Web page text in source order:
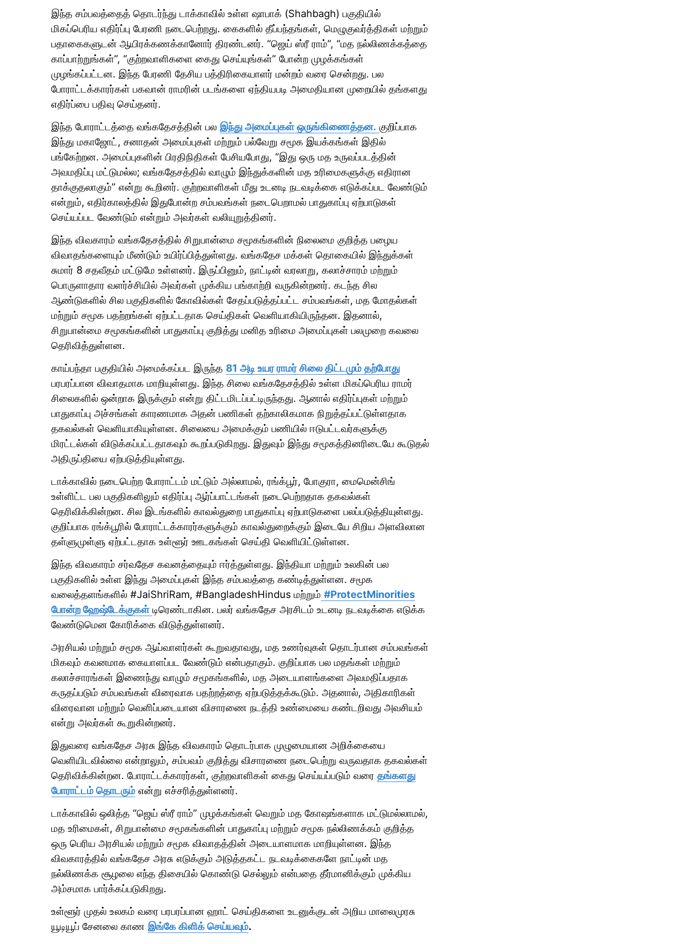
இந்த சம்பவத்தைத் தொடர்ந்து டாக்காவில் உள்ள ஷாபாக் (Shahbagh) பகுதியில்
மிகப்பெரிய எதிர்ப்பு பேரணி நடைபெற்றது. கைகளில் தீப்பந்தங்கள், மெழுகுவர்த்திகள் மற்றும்
பதாகைகளுடன் ஆயிரக்கணக்கானோர் திரண்டனர். “ஜெய் ஸ்ரீ ராம்”, “மத நல்லிணக்கத்தை
காப்பாற்றுங்கள்”, “குற்றவாளிகளை கைது செய்யுங்கள்” போன்ற முழக்கங்கள்
முழங்கப்பட்டன. இந்த பேரணி தேசிய பத்திரிகையாளர் மன்றம் வரை சென்றது. பல
போராட்டக்காரர்கள் பகவான் ராமரின் படங்களை ஏந்தியபடி அமைதியான முறையில் தங்களது
எதிர்ப்பை பதிவு செய்தனர்.
இந்த போராட்டத்தை வங்கதேசத்தின் பல இந்து அமைப்புகள் ஒருங்கிணைத்தன. குறிப்பாக
இந்து மகாஜோட், சனாதன் அமைப்புகள் மற்றும் பல்வேறு சமூக இயக்கங்கள் இதில்
பங்கேற்றன. அமைப்புகளின் பிரதிநிதிகள் பேசியபோது, “இது ஒரு மத உருவப்படத்தின்
அவமதிப்பு மட்டுமல்ல; வங்கதேசத்தில் வாழும் இந்துக்களின் மத உரிமைகளுக்கு எதிரான
தாக்குதலாகும்” என்று கூறினர். குற்றவாளிகள் மீது உடனடி நடவடிக்கை எடுக்கப்பட வேண்டும்
என்றும், எதிர்காலத்தில் இதுபோன்ற சம்பவங்கள் நடைபெறாமல் பாதுகாப்பு ஏற்பாடுகள்
செய்யப்பட வேண்டும் என்றும் அவர்கள் வலியுறுத்தினர்.
இந்த விவகாரம் வங்கதேசத்தில் சிறுபான்மை சமூகங்களின் நிலைமை குறித்த பழைய
விவாதங்களையும் மீண்டும் உயிர்ப்பித்துள்ளது. வங்கதேச மக்கள் தொகையில் இந்துக்கள்
சுமார் 8 சதவீதம் மட்டுமே உள்ளனர். இருப்பினும், நாட்டின் வரலாறு, கலாச்சாரம் மற்றும்
பொருளாதார வளர்ச்சியில் அவர்கள் முக்கிய பங்காற்றி வருகின்றனர். கடந்த சில
ஆண்டுகளில் சில பகுதிகளில் கோவில்கள் சேதப்படுத்தப்பட்ட சம்பவங்கள், மத மோதல்கள்
மற்றும் சமூக பதற்றங்கள் ஏற்பட்டதாக செய்திகள் வெளியாகியிருந்தன. இதனால்,
சிறுபான்மை சமூகங்களின் பாதுகாப்பு குறித்து மனித உரிமை அமைப்புகள் பலமுறை கவலை
தெரிவித்துள்ளன.
காய்பந்தா பகுதியில் அமைக்கப்பட இருந்த 81 அடி உயர ராமர் சிலை திட்டமும் தற்போது
பரபரப்பான விவாதமாக மாறியுள்ளது. இந்த சிலை வங்கதேசத்தில் உள்ள மிகப்பெரிய ராமர்
சிலைகளில் ஒன்றாக இருக்கும் என்று திட்டமிடப்பட்டிருந்தது. ஆனால் எதிர்ப்புகள் மற்றும்
பாதுகாப்பு அச்சங்கள் காரணமாக அதன் பணிகள் தற்காலிகமாக நிறுத்தப்பட்டுள்ளதாக
தகவல்கள் வெளியாகியுள்ளன. சிலையை அமைக்கும் பணியில் ஈடுபட்டவர்களுக்கு
மிரட்டல்கள் விடுக்கப்பட்டதாகவும் கூறப்படுகிறது. இதுவும் இந்து சமூகத்தினரிடையே கூடுதல்
அதிருப்தியை ஏற்படுத்தியுள்ளது.
டாக்காவில் நடைபெற்ற போராட்டம் மட்டும் அல்லாமல், ரங்க்பூர், போகுரா, மைமென்சிங்
உள்ளிட்ட பல பகுதிகளிலும் எதிர்ப்பு ஆர்ப்பாட்டங்கள் நடைபெற்றதாக தகவல்கள்
தெரிவிக்கின்றன. சில இடங்களில் காவல்துறை பாதுகாப்பு ஏற்பாடுகளை பலப்படுத்தியுள்ளது.
குறிப்பாக ரங்க்பூரில் போராட்டக்காரர்களுக்கும் காவல்துறைக்கும் இடையே சிறிய அளவிலான
தள்ளுமுள்ளு ஏற்பட்டதாக உள்ளூர் ஊடகங்கள் செய்தி வெளியிட்டுள்ளன.
இந்த விவகாரம் சர்வதேச கவனத்தையும் ஈர்த்துள்ளது. இந்தியா மற்றும் உலகின் பல
பகுதிகளில் உள்ள இந்து அமைப்புகள் இந்த சம்பவத்தை கண்டித்துள்ளன. சமூக
வலைத்தளங்களில் #JaiShriRam, #BangladeshHindus மற்றும் #ProtectMinorities
போன்ற ஹேஷ்டேக்குகள் டிரெண்டாகின. பலர் வங்கதேச அரசிடம் உடனடி நடவடிக்கை எடுக்க
வேண்டுமென கோரிக்கை விடுத்துள்ளனர்.
அரசியல் மற்றும் சமூக ஆய்வாளர்கள் கூறுவதாவது, மத உணர்வுகள் தொடர்பான சம்பவங்கள்
மிகவும் கவனமாக கையாளப்பட வேண்டும் என்பதாகும். குறிப்பாக பல மதங்கள் மற்றும்
கலாச்சாரங்கள் இணைந்து வாழும் சமூகங்களில், மத அடையாளங்களை அவமதிப்பதாக
கருதப்படும் சம்பவங்கள் விரைவாக பதற்றத்தை ஏற்படுத்தக்கூடும். அதனால், அதிகாரிகள்
விரைவான மற்றும் வெளிப்படையான விசாரணை நடத்தி உண்மையை கண்டறிவது அவசியம்
என்று அவர்கள் கூறுகின்றனர்.
இதுவரை வங்கதேச அரசு இந்த விவகாரம் தொடர்பாக முழுமையான அறிக்கையை
வெளியிடவில்லை என்றாலும், சம்பவம் குறித்து விசாரணை நடைபெற்று வருவதாக தகவல்கள்
தெரிவிக்கின்றன. போராட்டக்காரர்கள், குற்றவாளிகள் கைது செய்யப்படும் வரை தங்களது
போராட்டம் தொடரும் என்று எச்சரித்துள்ளனர்.
டாக்காவில் ஒலித்த “ஜெய் ஸ்ரீ ராம்” முழக்கங்கள் வெறும் மத கோஷங்களாக மட்டுமல்லாமல்,
மத உரிமைகள், சிறுபான்மை சமூகங்களின் பாதுகாப்பு மற்றும் சமூக நல்லிணக்கம் குறித்த
ஒரு பெரிய அரசியல் மற்றும் சமூக விவாதத்தின் அடையாளமாக மாறியுள்ளன. இந்த
விவகாரத்தில் வங்கதேச அரசு எடுக்கும் அடுத்தகட்ட நடவடிக்கைகளே நாட்டின் மத
நல்லிணக்க சூழலை எந்த திசையில் கொண்டு செல்லும் என்பதை தீர்மானிக்கும் முக்கிய
அம்சமாக பார்க்கப்படுகிறது.
உள்ளூர் முதல் உலகம் வரை பரபரப்பான ஹாட் செய்திகளை உடனுக்குடன் அறிய மாலைமுரசு
யூடியூப் சேனலை காண இங்கே கிளிக் செய்யவும்.